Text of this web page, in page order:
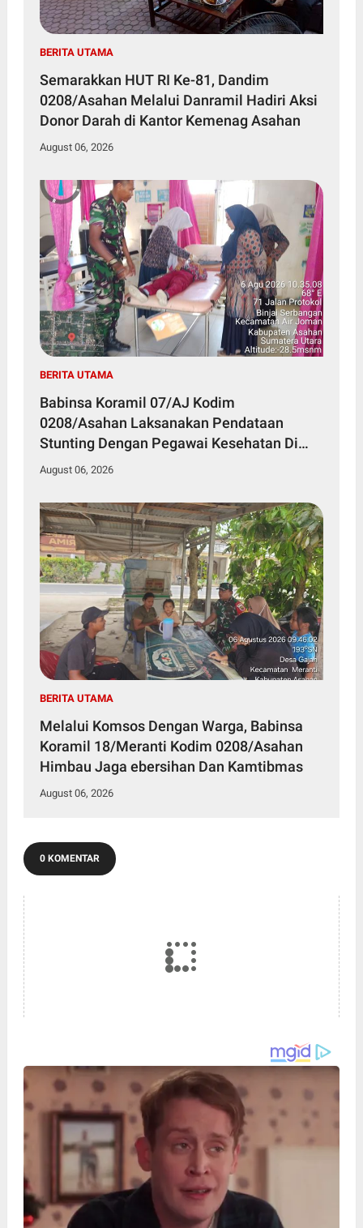
BERITA UTAMA
Semarakkan HUT RI Ke-81, Dandim
0208/Asahan Melalui Danramil Hadiri Aksi
Donor Darah di Kantor Kemenag Asahan
August 06, 2026
BERITA UTAMA
Babinsa Koramil 07/AJ Kodim
0208/Asahan Laksanakan Pendataan
Stunting Dengan Pegawai Kesehatan Di
Puskesmas
August 06, 2026
BERITA UTAMA
Melalui Komsos Dengan Warga, Babinsa
Koramil 18/Meranti Kodim 0208/Asahan
Himbau Jaga ebersihan Dan Kamtibmas
August 06, 2026
0 KOMENTAR